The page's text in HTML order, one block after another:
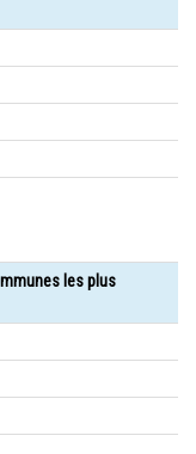
les plus